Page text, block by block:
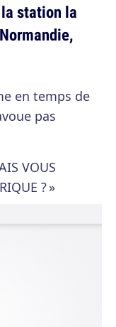
station la
en temps de
pas
VOUS
? »